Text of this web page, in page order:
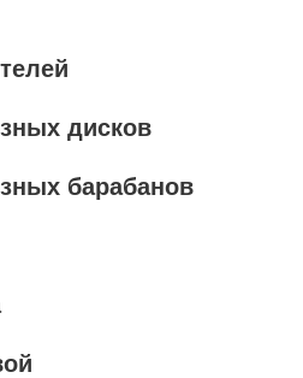
дисков
барабанов